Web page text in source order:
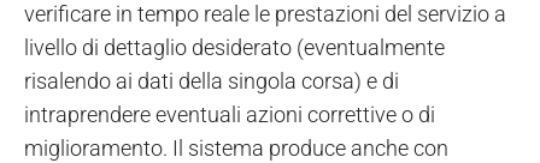
verificare in tempo reale le prestazioni del servizio a
livello di dettaglio desiderato (eventualmente
risalendo ai dati della singola corsa) e di
intraprendere eventuali azioni correttive o di
miglioramento. Il sistema produce anche con